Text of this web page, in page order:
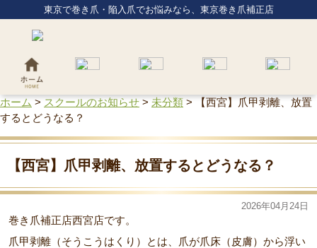
東京で巻き爪・陥入爪でお悩みなら、東京巻き爪補正店
ホーム > スクールのお知らせ > 未分類 >
【西宮】爪甲剥離、放置
するとどうなる？
【西宮】爪甲剥離、放置するとどうなる？
2026年04月24日
巻き爪補正店西宮店です。
爪甲剥離（そうこうはくり）とは、爪が爪床（皮膚）から浮い